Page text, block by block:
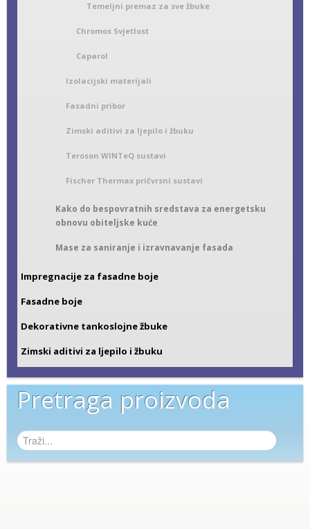
Temeljni premaz za sve žbuke
Chromos Svjetlost
Caparol
Izolacijski materijali
Fasadni pribor
Zimski aditivi za ljepilo i žbuku
Teroson WINTeQ sustavi
Fischer Thermax pričvrsni sustavi
Kako do bespovratnih sredstava za energetsku
obnovu obiteljske kuće
Mase za saniranje i izravnavanje fasada
Impregnacije za fasadne boje
Fasadne boje
Dekorativne tankoslojne žbuke
Zimski aditivi za ljepilo i žbuku
Pretraga proizvoda